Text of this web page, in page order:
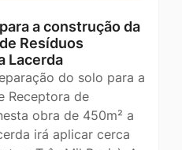
a construção da
Resíduos
Lacerda
do solo para a
Receptora de
obra de 450m² a
irá aplicar cerca